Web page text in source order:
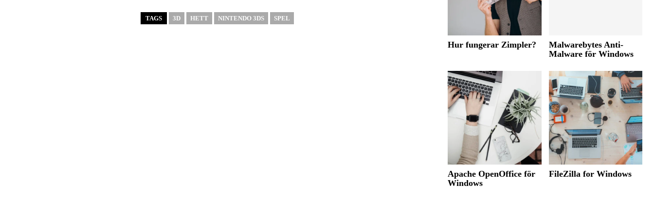
TAGS 3D HETT NINTENDO 3DS SPEL
Hur fungerar Zimpler?
Malwarebytes Anti-
Malware för Windows
Apache OpenOffice för
Windows
FileZilla for Windows